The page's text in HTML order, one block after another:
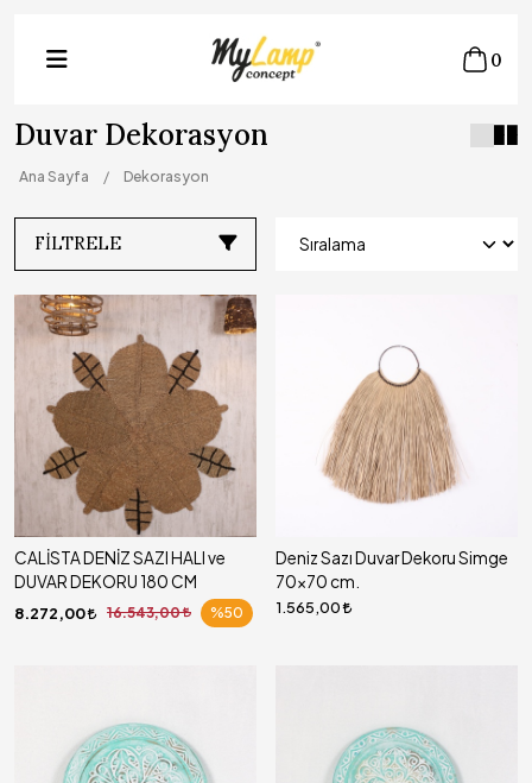
0
Duvar Dekorasyon
Ana Sayfa Dekorasyon
FILTRELE
CALİSTA DENİZ SAZI HALI ve
DUVAR DEKORU 180 CM
8.272,00 16.543,00 %50
Deniz Sazı Duvar Dekoru Simge
70x70 cm.
1.565,00